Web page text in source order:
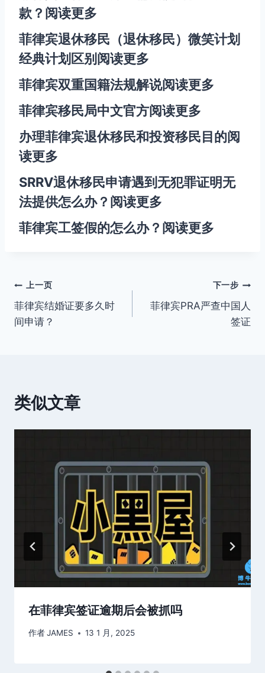
款？ 阅读更多
菲律宾退休移民（退休移民）微笑计划
经典计划区别 阅读更多
菲律宾双重国籍法规解说阅读更多
菲律宾移民局中文官方阅读更多
办理菲律宾退休移民和投资移民目的阅
读更多
SRRV退休移民申请遇到无犯罪证明无
法提供怎么办？ 阅读更多
菲律宾工签假的怎么办？ 阅读更多
文
章
上一页
菲律宾结婚证要多久时
间申请？
下一步
菲律宾PRA严查中国人
签证
类似文章
在菲律宾签证逾期后会被抓吗
作者JAMES 13 1 月, 2025